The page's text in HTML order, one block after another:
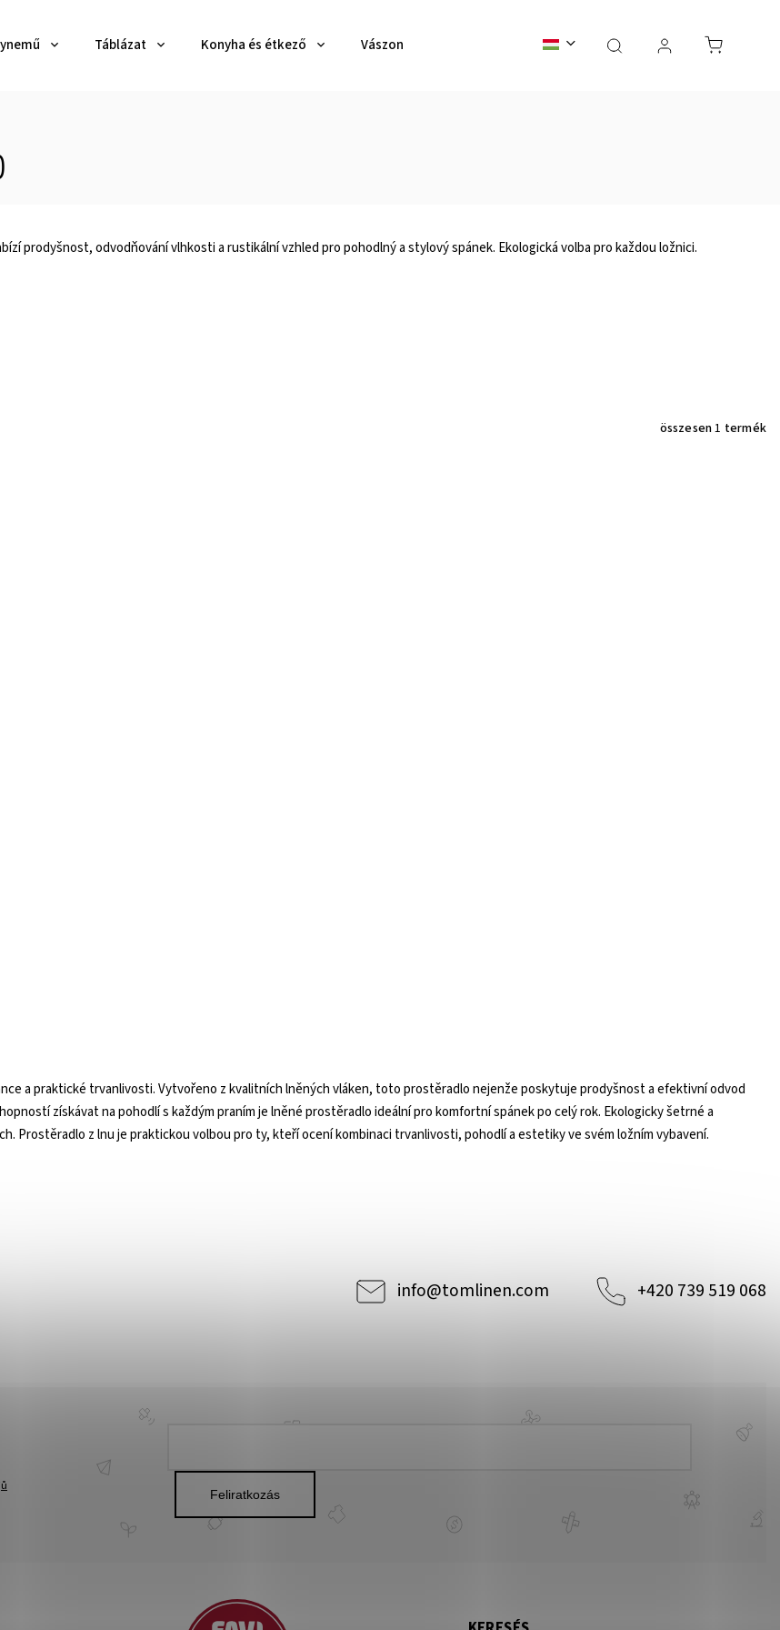
Táblázat Konyha és étkező Vászon ágytakarók Vászon lepedők Dekoratív párnák
prodyšnost, odvodňování vlhkosti a rustikální vzhled pro pohodlný a stylový spánek. Ekologická volba pro každou ložnici.
összesen1 termék
a praktické trvanlivosti. Vytvořeno z kvalitních lněných vláken, toto prostěradlo nejenže poskytuje prodyšnost a efektivní odvod
získávat na pohodlí s každým praním je lněné prostěradlo ideální pro komfortní spánek po celý rok. Ekologicky šetrné a
Prostěradlo z lnu je praktickou volbou pro ty, kteří ocení kombinaci trvanlivosti, pohodlí a estetiky ve svém ložním vybavení.
info@tomlinen.com +420 739 519 068
Feliratkozás